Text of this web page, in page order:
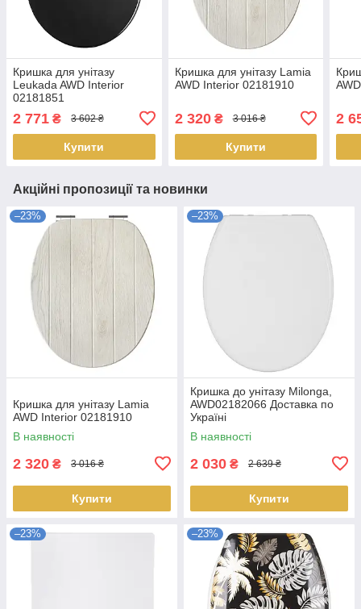
Кришка для унітазу
Leukada AWD Interior
02181851
2 771 ₴ 3 602 ₴
Купити
Кришка для унітазу Lamia
AWD Interior 02181910
2 320₴ 3 016 ₴
Купити
2
Акційні пропозиції та новинки
–23%
Кришка для унітазу Lamia
AWD Interior 02181910
В наявності
2 320 ₴ 3 016 ₴
Купити
–23%
Кришка до унітазу Milonga,
AWD02182066 Доставка по
Україні
В наявності
2 030 ₴ 2 639 ₴
Купити
–23% –23%